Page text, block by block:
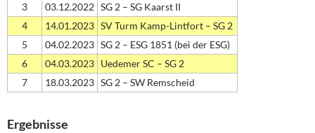
3
03.12.2022 SG 2 – SG Kaarst II
4
14.01.2023 SV Turm Kamp-Lintfort – SG 2
5
04.02.2023 SG 2 – ESG 1851 (bei der ESG)
6
04.03.2023 Uedemer SC – SG 2
7
18.03.2023 SG 2 – SW Remscheid
Ergebnisse